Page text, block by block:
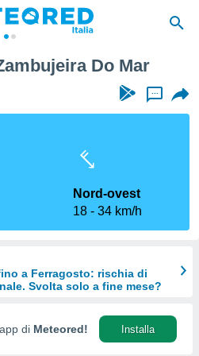
Do Mar
...
Nord-ovest
18
34 km/h
a Ferragosto: rischia di
Svolta solo a fine mese?
di Meteored! Installa